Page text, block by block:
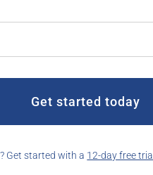
Get started today
Get started with a 12-day free trial